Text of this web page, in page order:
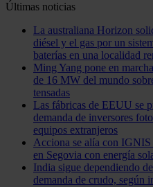
Últimas noticias
La australiana Horizon
diésel y el gas por un
baterías en una localidad
Ming Yang pone en
de 16 MW del mundo
tensadas
Las fábricas de EEUU se
demanda de inversores
equipos extranjeros
Acciona se alía con IGNIS
en Segovia con energía
India sigue dependiendo
demanda de crudo, según